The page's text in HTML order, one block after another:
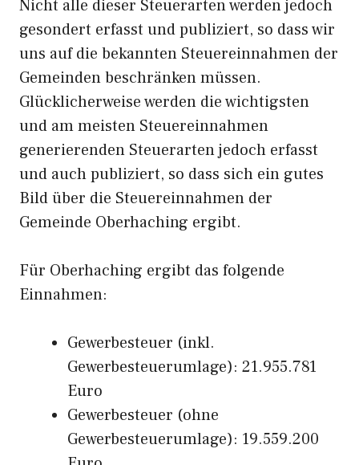
Nicht alle dieser Steuerarten werden jedoch
gesondert erfasst und publiziert, so dass wir
uns auf die bekannten Steuereinnahmen der
Gemeinden beschränken müssen.
Glücklicherweise werden die wichtigsten
und am meisten Steuereinnahmen
generierenden Steuerarten jedoch erfasst
und auch publiziert, so dass sich ein gutes
Bild über die Steuereinnahmen der
Gemeinde Oberhaching ergibt.
Für Oberhaching ergibt das folgende
Einnahmen:
Gewerbesteuer (inkl.
Gewerbesteuerumlage): 21.955.781
Euro
Gewerbesteuer (ohne
Gewerbesteuerumlage): 19.559.200